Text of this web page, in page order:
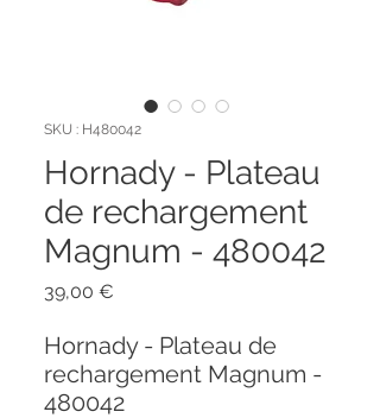
SKU : H480042
Hornady - Plateau
de rechargement
Magnum - 480042
39,00 €
Hornady - Plateau de
rechargement Magnum -
480042